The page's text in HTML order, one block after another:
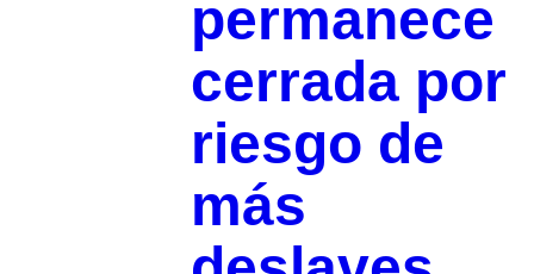
permanece
cerrada por
riesgo de
más